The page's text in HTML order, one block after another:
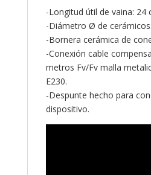
-Longitud útil de vaina: 24
-Diámetro Ø de
-Bornera cerámica de
-Conexión cable
metros Fv/Fv malla
E230.
-Despunte hecho para
dispositivo.